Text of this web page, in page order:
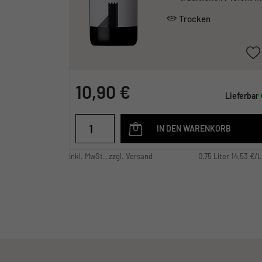
säurearm
Trocken
10,90 € Lieferbar
IN DEN WARENKORB
inkl. MwSt., zzgl. Versand 0,75 Liter 14,53 €/